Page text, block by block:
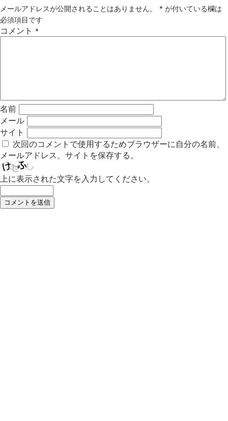
メールアドレスが公開されることはありません。 * が付いている欄は
必須項目です
コメント *
名前
メール
サイト
次回のコメントで使用するためブラウザーに自分の名前、
メールアドレス、サイトを保存する。
上に表示された文字を入力してください。